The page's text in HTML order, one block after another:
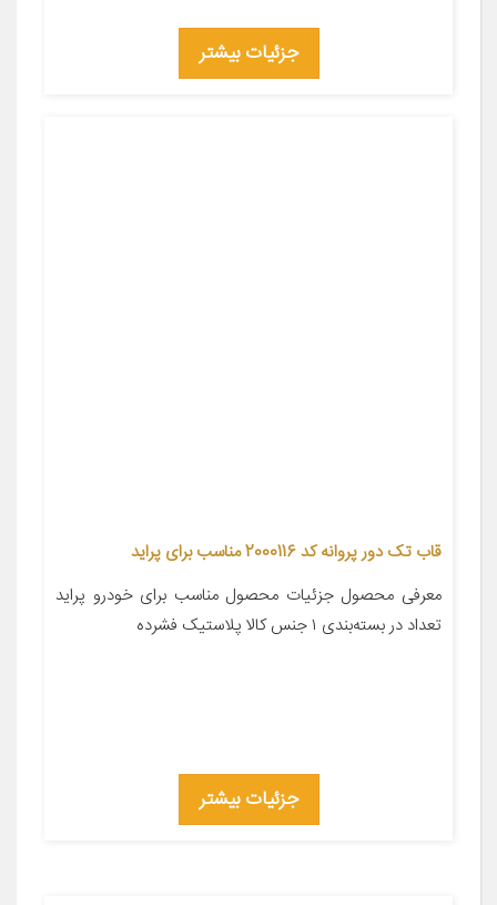
جزئیات بیشتر
قاب تک دور پروانه کد 2000116 مناسب برای پراید
معرفی محصول جزئیات محصول مناسب برای خودرو پراید
تعداد در بسته‌بندی ۱ جنس کالا پلاستیک فشرده
جزئیات بیشتر